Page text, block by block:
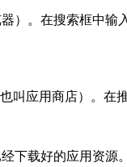
）。在搜索框中输
叫应用商店）。
下载好的应用资